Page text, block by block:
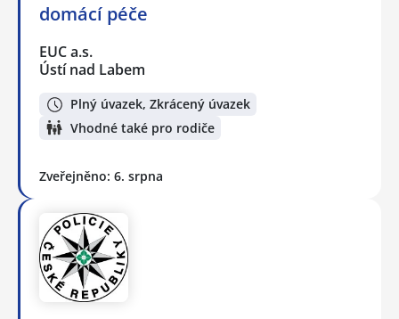
domácí péče
EUC a.s.
Ústí nad Labem
Plný úvazek, Zkrácený úvazek
Vhodné také pro rodiče
Zveřejněno: 6. srpna